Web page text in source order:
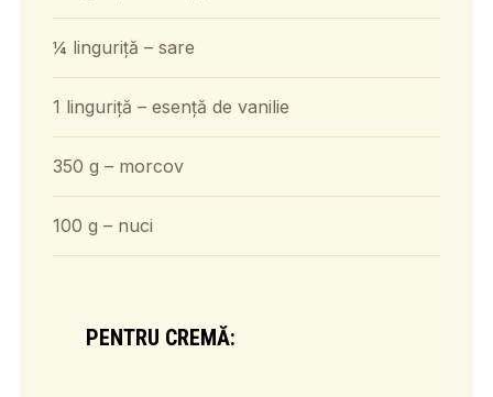
¼ linguriță – sare
1 linguriță – esență de vanilie
350 g – morcov
100 g – nuci
PENTRU CREMĂ: